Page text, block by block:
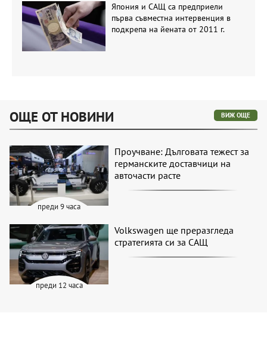
Япония и САЩ са предприели
първа съвместна интервенция в
подкрепа на йената от 2011 г.
ОЩЕ ОТ НОВИНИ ВИЖ ОЩЕ
преди 9 часа
Проучване: Дълговата тежест за
германските доставчици на
авточасти расте
преди 12 часа
Volkswagen ще преразгледа
стратегията си за САЩ